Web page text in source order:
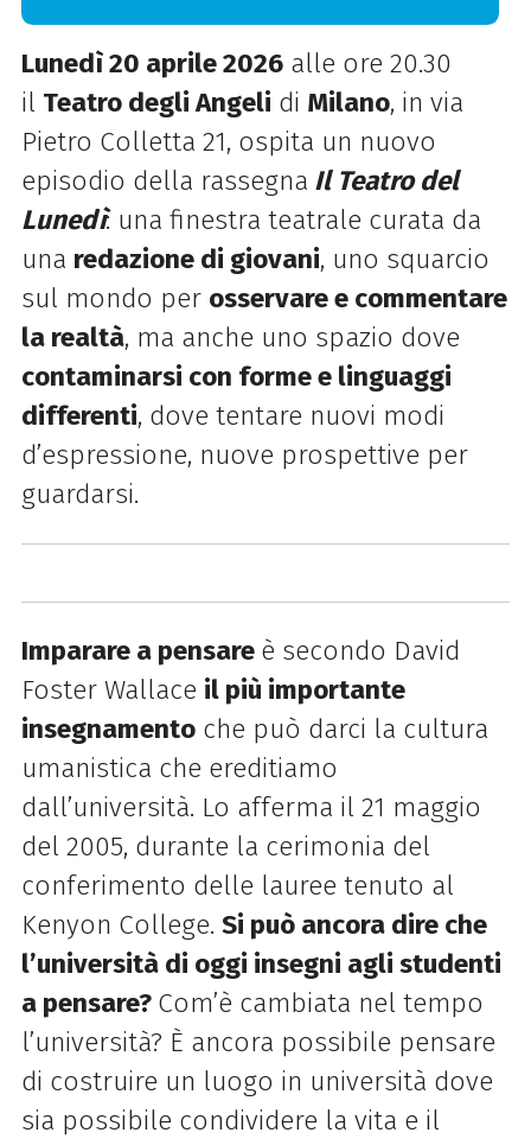
Lunedì 20 aprile 2026alle ore 20.30
il Teatro degli Angeli di Milano, in via
Pietro Colletta 21, ospita un nuovo
episodio della rassegna Il Teatro del
Lunedì: una finestra teatrale curata da
una redazione di giovani, uno squarcio
sul mondo per osservare e commentare
la realtà, ma anche uno spazio dove
contaminarsi con forme e linguaggi
differenti, dove tentare nuovi modi
d’espressione, nuove prospettive per
guardarsi.
Imparare a pensare è secondo David
Foster Wallace il più importante
insegnamentoche può darci la cultura
umanistica che ereditiamo
dall’università. Lo afferma il 21 maggio
del 2005, durante la cerimonia del
conferimento delle lauree tenuto al
Kenyon College. Si può ancora dire che
l’università di oggi insegni agli studenti
a pensare? Com’è cambiata nel tempo
l’università? È ancora possibile pensare
di costruire un luogo in università dove
sia possibile condividere la vita e il